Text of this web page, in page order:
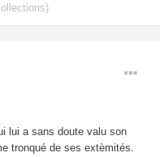
lui a sans doute valu son
tronqué de ses extèmités.